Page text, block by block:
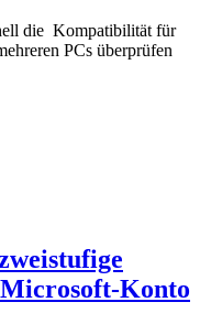
die Kompatibilität für
PCs überprüfen
Konto